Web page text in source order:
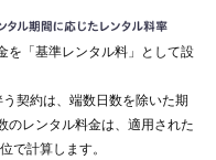
を「基準レンタル料」として設
契約は、端数日数を除いた期
のレンタル料金は、適用された
で計算します。